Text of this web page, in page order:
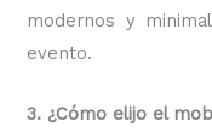
modernos y
evento.
3. ¿Cómo elijo el